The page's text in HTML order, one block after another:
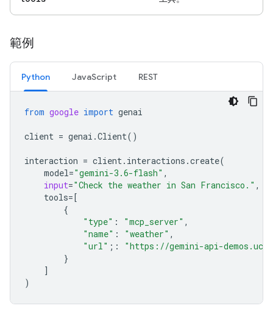
範例
Python JavaScript REST
from google import genai
client = genai .Client()
interaction = client. interactions .create(
model="gemini-3.6-flash" ,
input="Check the weather in San Francisco." ,
tools= [
{
"type" : "mcp_server" ,
"name" : "weather" ,
"url" ; :
"https://gemini-api-
}
]
)